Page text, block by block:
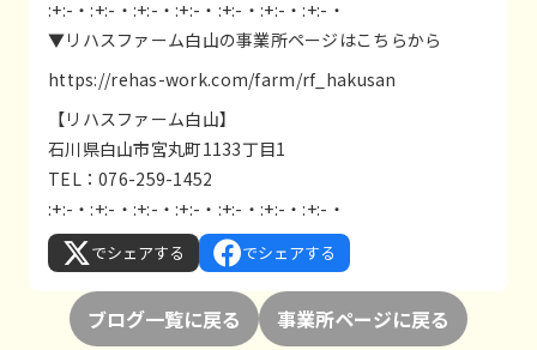
:+:-・:+:-・:+:-・:+:-・:+:-・:+:-・:+:-・
▼リハスファーム白山の事業所ページはこちらから
https://rehas-work.com/farm/rf_hakusan
【リハスファーム白山】
石川県白山市宮丸町1133丁目1
TEL：076-259-1452
:+:-・:+:-・:+:-・:+:-・:+:-・:+:-・:+:-・
でシェアする でシェアする
ブログ一覧に戻る 事業所ページに戻る